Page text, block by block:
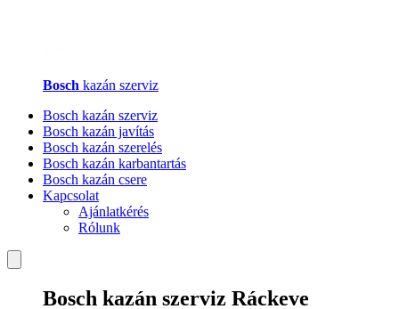
Bosch kazán szerviz
Bosch kazán szerviz
Bosch kazán javítás
Bosch kazán szerelés
Bosch kazán karbantartás
Bosch kazán csere
Kapcsolat
Ajánlatkérés
Rólunk
Bosch kazán szerviz Ráckeve